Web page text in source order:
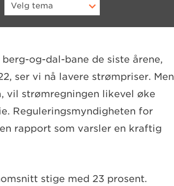
Velg tema
og-dal-bane de siste årene,
ser vi nå lavere strømpriser. Men
vil strømregningen likevel øke
Reguleringsmyndigheten for
rapport som varsler en kraftig
stige med 23 prosent.